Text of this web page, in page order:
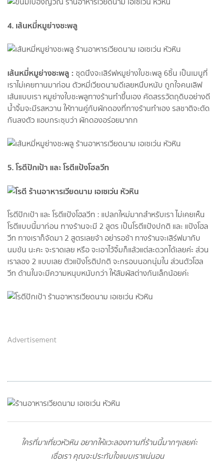
4. เส้นหมี่หมูย่างชะพลู
เส้นหมี่หมูย่างชะพลู : ชุดนึงจะเสิร์ฟหมูย่างใบชะพลู 6ชิ้น เป็นเมนูที่
เราไม่เคยทานมาก่อน ตัวหมี่เวียดนามดีเลยหนึบหนับ ถูกใจคนเลิฟ
เส้นแบบเรา หมูย่างใบชะพลูทางร้านทำขึ้นเอง คัดสรรวัตถุดิบอย่างดี
น้ำจิ้มจะมีรสหวาน ให้ทานคู่กับผักดองที่ทางร้านทำเอง รสชาติจะตัด
กันลงตัว แอบกระซฺบว่า ผักดองอร่อยมากก
5. โรตีปักเป้า และ โรตีแป้งโฮลวีท
โรตีปักเป้า และ โรตีแป้งโฮลวีท : แปลกใหม่มากสำหรับเรา ไม่เคยเห็น
โรตีแบบนี้มาก่อน ทางร้านจะมี 2 สูตร เป็นโรตีแป้งปกติ และ แป้งโฮล
วีท ทางเราก็จัดมา 2 สูตรเลยจ้า อย่ารอช้า ทางร้านจะเสิร์ฟมากับ
นมข้น นะคะ จะราดเลย หรือ จะเอาไว้จิ้มก็แล้วแต่สะดวกได้เลยค่ะ ส่วน
เราลอง 2 แบบเลย ตัวแป้งโรติปกติ จะกรอบนอกนุ่มใน ส่วนตัวโฮล
วีท ด้านในจะมีความหนุบหนับกว่า ให้สัมผัสต่างกันเล็กน้อยค่ะ
Advertisement
ใครที่มาเที่ยวหัวหิน อยากให้แวะลองทานที่ร้านนี้มากๆเลยค่ะ
เชื่อเรา คุณจะประทับใจแบบเราแน่นอน